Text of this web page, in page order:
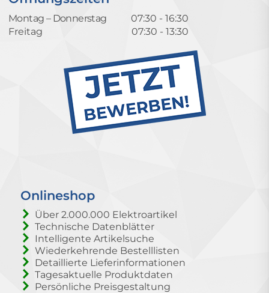
Montag – Donnerstag
07:30 - 16:30
Freitag
07:30 - 13:30
Onlineshop
Über 2.000.000 Elektroartikel
Technische Datenblätter
Intelligente Artikelsuche
Wiederkehrende Bestelllisten
Detaillierte Lieferinformationen
Tagesaktuelle Produktdaten
Persönliche Preisgestaltung